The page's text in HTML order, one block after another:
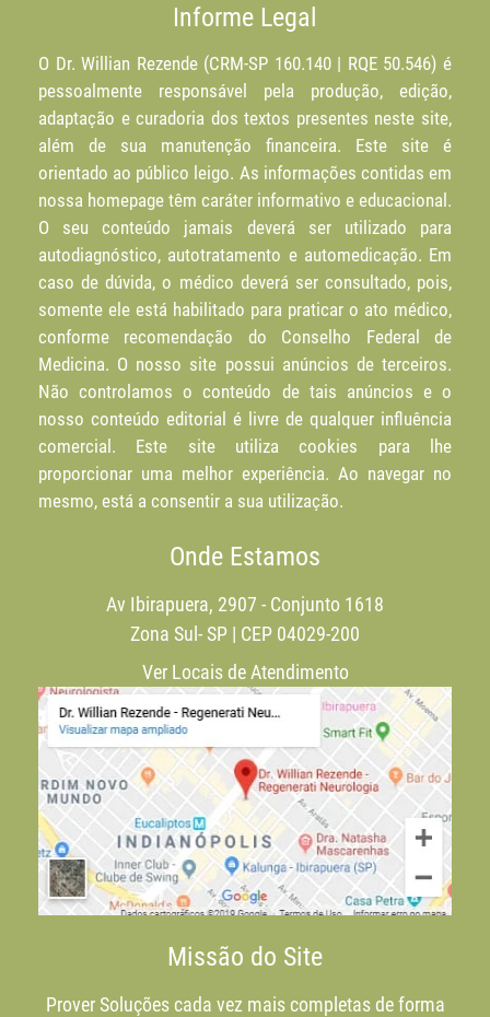
Informe Legal
O Dr. Willian Rezende (CRM-SP 160.140 | RQE 50.546) é
pessoalmente responsável pela produção, edição,
adaptação e curadoria dos textos presentes neste site,
além de sua manutenção financeira. Este site é
orientado ao público leigo. As informações contidas em
nossa homepage têm caráter informativo e educacional.
O seu conteúdo jamais deverá ser utilizado para
autodiagnóstico, autotratamento e automedicação. Em
caso de dúvida, o médico deverá ser consultado, pois,
somente ele está habilitado para praticar o ato médico,
conforme recomendação do Conselho Federal de
Medicina. O nosso site possui anúncios de terceiros.
Não controlamos o conteúdo de tais anúncios e o
nosso conteúdo editorial é livre de qualquer influência
comercial. Este site utiliza cookies para lhe
proporcionar uma melhor experiência. Ao navegar no
mesmo, está a consentir a sua utilização.
Onde Estamos
Av Ibirapuera, 2907 - Conjunto 1618
Zona Sul- SP | CEP 04029-200
Ver Locais de Atendimento
Missão do Site
Prover Soluções cada vez mais completas de forma